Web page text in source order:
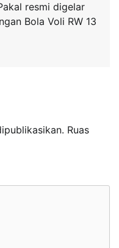
resmi digelar
Bola Voli RW 13
Ruas